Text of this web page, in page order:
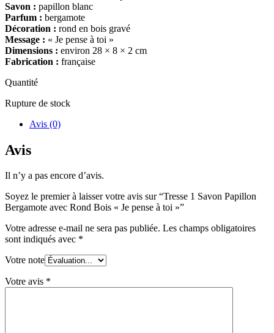
Savon : papillon blanc
Parfum : bergamote
Décoration : rond en bois gravé
Message : « Je pense à toi »
Dimensions : environ 28 × 8 × 2 cm
Fabrication : française
Quantité
Rupture de stock
Avis (0)
Avis
Il n’y a pas encore d’avis.
Soyez le premier à laisser votre avis sur “Tresse 1 Savon Papillon
Bergamote avec Rond Bois « Je pense à toi »”
Votre adresse e-mail ne sera pas publiée. Les champs obligatoires
sont indiqués avec *
Votre note
Votre avis *